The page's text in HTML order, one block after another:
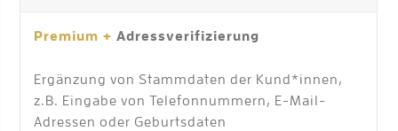
Premium +Adressverifizierung
Ergänzung von Stammdaten der Kund*innen,
z.B. Eingabe von Telefonnummern, E-Mail-
Adressen oder Geburtsdaten